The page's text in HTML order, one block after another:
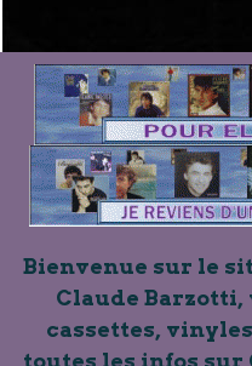
Bienvenue sur le
Claude Barzotti,
cassettes, vinyles
toutes les infos sur